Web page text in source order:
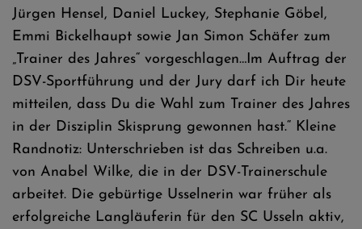
Jürgen Hensel, Daniel Luckey, Stephanie Göbel,
Emmi Bickelhaupt sowie Jan Simon Schäfer zum
„Trainer des Jahres“ vorgeschlagen…Im Auftrag der
DSV-Sportführung und der Jury darf ich Dir heute
mitteilen, dass Du die Wahl zum Trainer des Jahres
in der Disziplin Skisprung gewonnen hast.“ Kleine
Randnotiz: Unterschrieben ist das Schreiben u.a.
von Anabel Wilke, die in der DSV-Trainerschule
arbeitet. Die gebürtige Usselnerin war früher als
erfolgreiche Langläuferin für den SC Usseln aktiv,